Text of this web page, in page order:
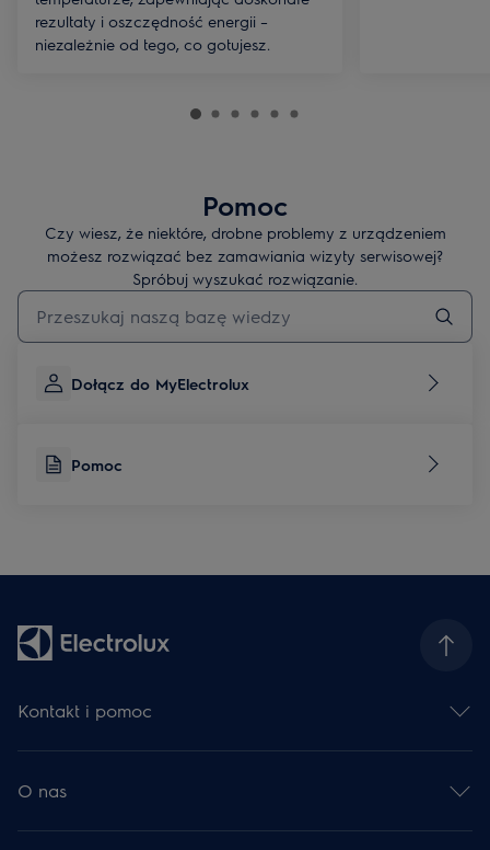
rezultaty i oszczędność energii –
niezależnie od tego, co gotujesz.
Pomoc
Czy wiesz, że niektóre, drobne problemy z urządzeniem
możesz rozwiązać bez zamawiania wizyty serwisowej?
Spróbuj wyszukać rozwiązanie.
Wpisz, aby wyszukać artykuł dotyczący pomocy
Dołącz do MyElectrolux
Pomoc
Kontakt i pomoc
Zarejestruj produkt
Serwis Electrolux
Centrum pomocy
O nas